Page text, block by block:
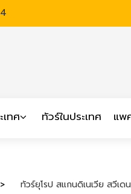
ทศ ทัวร์ในประเทศ แพ
ทัวร์ยุโรป สแกนดิเนเวีย สวีเ